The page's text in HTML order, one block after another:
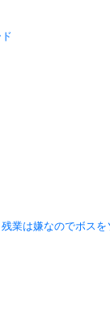
業は嫌なのでボスを